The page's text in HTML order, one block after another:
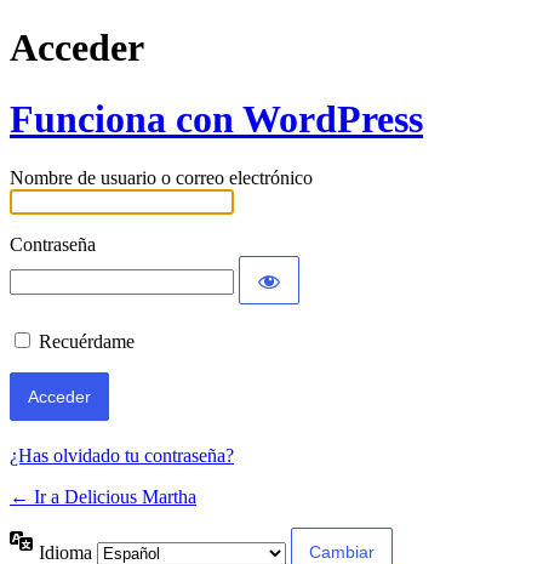
Acceder
Funciona con WordPress
Nombre de usuario o correo electrónico
Contraseña
Recuérdame
¿Has olvidado tu contraseña?
← Ir a Delicious Martha
Idioma